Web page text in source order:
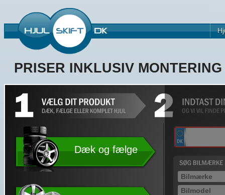
PRISER INKLUSIV
Dæk og fælge